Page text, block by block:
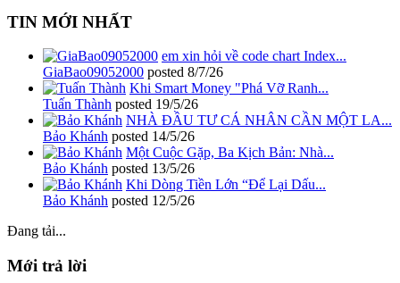
TIN MỚI NHẤT
em xin hỏi về code chart Index...
GiaBao09052000 posted 8/7/26
Khi Smart Money "Phá Vỡ Ranh...
Tuấn Thành posted 19/5/26
NHÀ ĐẦU TƯ CÁ NHÂN CẦN MỘT LA...
Bảo Khánh posted 14/5/26
Một Cuộc Gặp, Ba Kịch Bản: Nhà...
Bảo Khánh posted 13/5/26
Khi Dòng Tiền Lớn “Để Lại Dấu...
Bảo Khánh posted 12/5/26
Đang tải...
Mới trả lời